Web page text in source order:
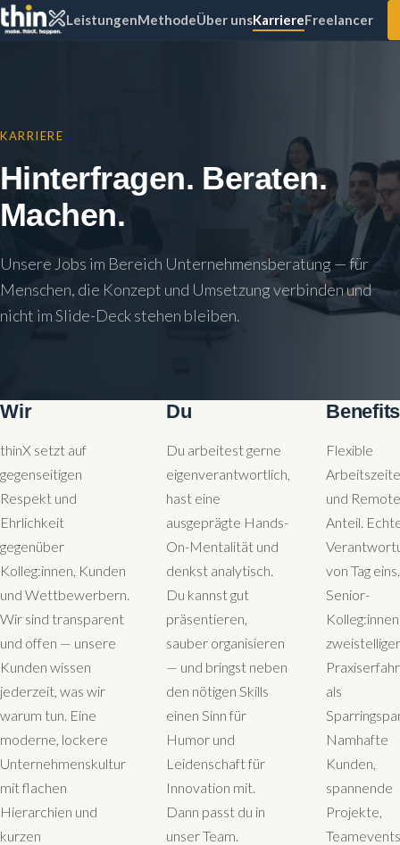
LeistungenMethodeÜber unsKarriereFreelancer
KARRIERE
Hinterfragen. Beraten.
Machen.
Unsere Jobs im Bereich Unternehmensberatung — für
Menschen, die Konzept und Umsetzung verbinden und
nicht im Slide-Deck stehen bleiben.
Wir
thinX setzt auf
gegenseitigen
Respekt und
Ehrlichkeit
gegenüber
Kolleg:innen, Kunden
und Wettbewerbern.
Wir sind transparent
und offen — unsere
Kunden wissen
jederzeit, was wir
warum tun. Eine
moderne, lockere
Unternehmenskultur
mit flachen
Hierarchien und
kurzen
Du
Du arbeitest gerne
eigenverantwortlich,
hast eine
ausgeprägte Hands-
On-Mentalität und
denkst analytisch.
Du kannst gut
präsentieren,
sauber organisieren
— und bringst neben
den nötigen Skills
einen Sinn für
Humor und
Leidenschaft für
Innovation mit.
Dann passt du in
unser Team.
Benefits
Flexible
und
Anteil.
von Tag eins.
Senior-
zweistelliger
als
Namhafte
Kunden,
spannende
Projekte,